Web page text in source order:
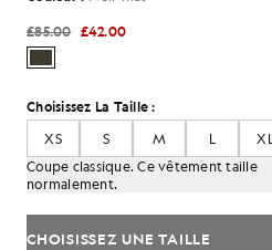
£85.00 £42.00
Choisissez La Taille :
XS
S M L XL
Coupe classique. Ce vêtement taille
normalement.
CHOISISSEZ UNE TAILLE